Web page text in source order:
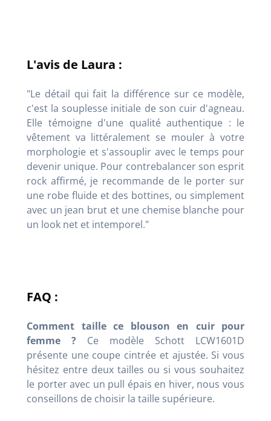
L'avis de Laura :
"Le détail qui fait la différence sur ce modèle,
c'est la souplesse initiale de son cuir d'agneau.
Elle témoigne d'une qualité authentique : le
vêtement va littéralement se mouler à votre
morphologie et s'assouplir avec le temps pour
devenir unique. Pour contrebalancer son esprit
rock affirmé, je recommande de le porter sur
une robe fluide et des bottines, ou simplement
avec un jean brut et une chemise blanche pour
un look net et intemporel."
FAQ :
Comment taille ce blouson en cuir pour
femme ? Ce modèle Schott LCW1601D
présente une coupe cintrée et ajustée. Si vous
hésitez entre deux tailles ou si vous souhaitez
le porter avec un pull épais en hiver, nous vous
conseillons de choisir la taille supérieure.